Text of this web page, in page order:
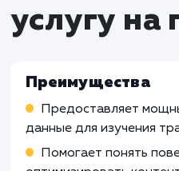
Физические
традиционная
может быть менее
посещаемости